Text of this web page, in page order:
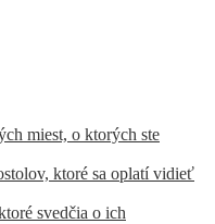
miest, o ktorých ste
ktoré sa oplatí vidieť
svedčia o ich